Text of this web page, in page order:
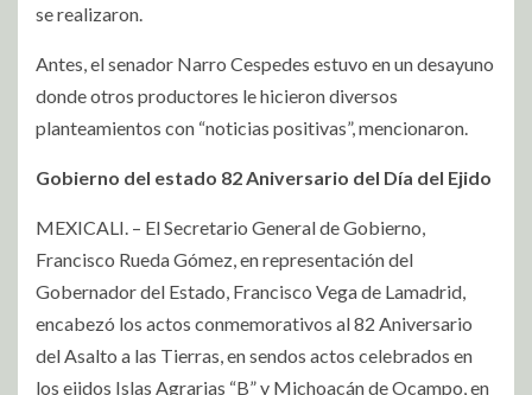
se realizaron.
Antes, el senador Narro Cespedes estuvo en un desayuno
donde otros productores le hicieron diversos
planteamientos con “noticias positivas”, mencionaron.
Gobierno del estado 82Aniversario del Día del Ejido
MEXICALI. – El Secretario General de Gobierno,
Francisco Rueda Gómez, en representación del
Gobernador del Estado, Francisco Vega de Lamadrid,
encabezó los actos conmemorativos al 82 Aniversario
del Asalto a las Tierras, en sendos actos celebrados en
los ejidos Islas Agrarias “B” y Michoacán de Ocampo, en